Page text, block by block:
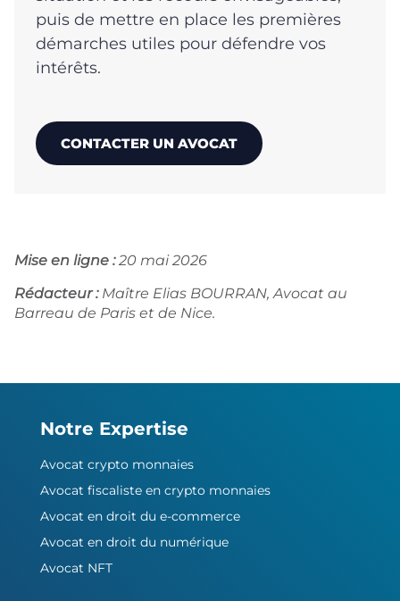
puis de mettre en place les premières
démarches utiles pour défendre vos
intérêts.
CONTACTER UN AVOCAT
Mise en ligne :20 mai 2026
Rédacteur :Maître Elias BOURRAN, Avocat au
Barreau de Paris et de Nice.
Notre Expertise
Avocat crypto monnaies
Avocat fiscaliste en crypto monnaies
Avocat en droit du e-commerce
Avocat en droit du numérique
Avocat NFT